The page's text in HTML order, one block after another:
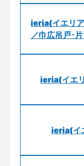
ieria(イエリ
／巾広吊戸･
ieria(イエ
ieria(イ